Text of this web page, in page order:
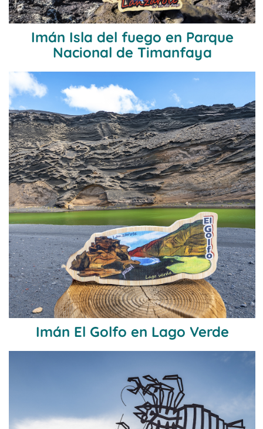
Imán Isla del fuego en Parque
Nacional de Timanfaya
Imán El Golfo en Lago Verde